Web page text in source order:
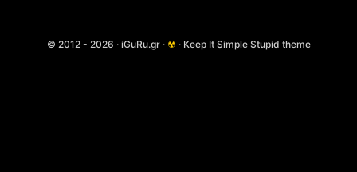
© 2012 - 2026 · iGuRu.gr · ☢ · Keep It Simple Stupid theme